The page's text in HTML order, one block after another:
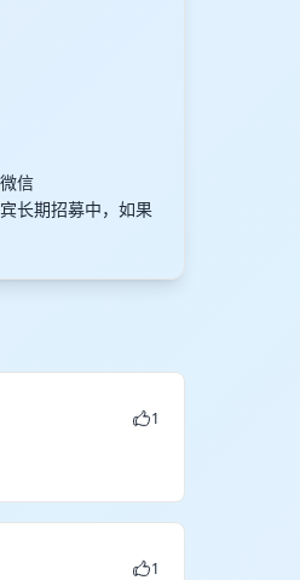
信
长期招募中，如果
1
1